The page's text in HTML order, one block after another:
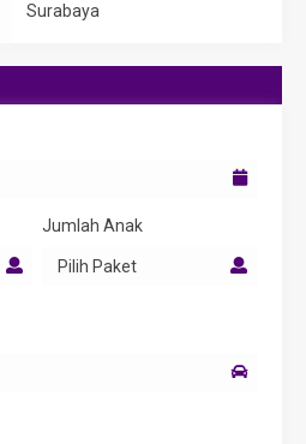
Surabaya
Jumlah Anak